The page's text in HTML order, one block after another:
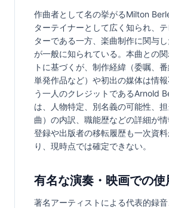
作曲者として名の挙がるMilton
ターテイナーとして広く知られ、
ターである一方、楽曲制作に関与
が一般に知られている。本曲との
トに基づくが、制作経緯（委嘱、番
単発作品など）や初出の媒体は情
う一人のクレジットであるArnold
は、人物特定、別名義の可能性、
曲）の内訳、職能歴などの詳細が
登録や出版者の移転履歴も一次資
り、現時点では確定できない。
有名な演奏・映画での使
著名アーティストによる代表的録